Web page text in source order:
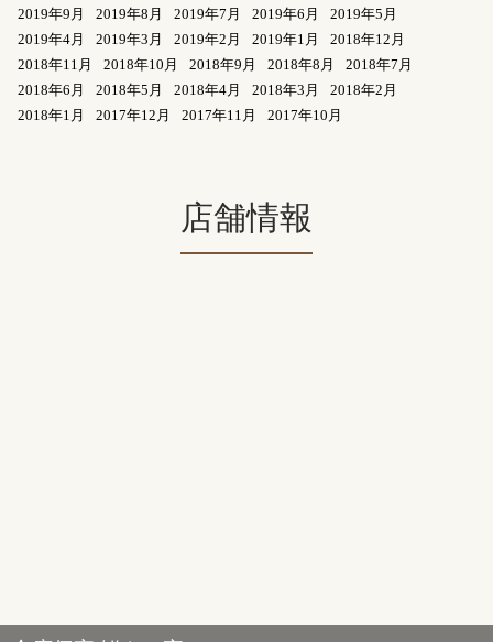
2019年9月
2019年8月 2019年7月 2019年6月
2019年5月
2019年4月
2019年3月 2019年2月 2019年1月
2018年12月
2018年11月
2018年10月 2018年9月 2018年8月
2018年7月
2018年6月
2018年5月 2018年4月 2018年3月
2018年2月
2018年1月
2017年12月 2017年11月 2017年10月
店舗情報